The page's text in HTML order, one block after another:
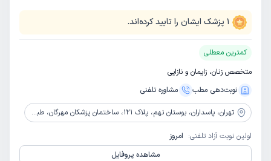
1 پزشک ایشان را تایید کرده‌اند.
کمترین معطلی
متخصص زنان، زایمان و نازایی
نوبت‌دهی مطب
مشاوره‌ تلفنی
تهران، پاسداران، بوستان نهم، پلاک 121، ساختمان پزشکان مهرگان، طبقه 2، واحد 10
اولین نوبت آزاد تلفنی: امروز
مشاهده پروفایل